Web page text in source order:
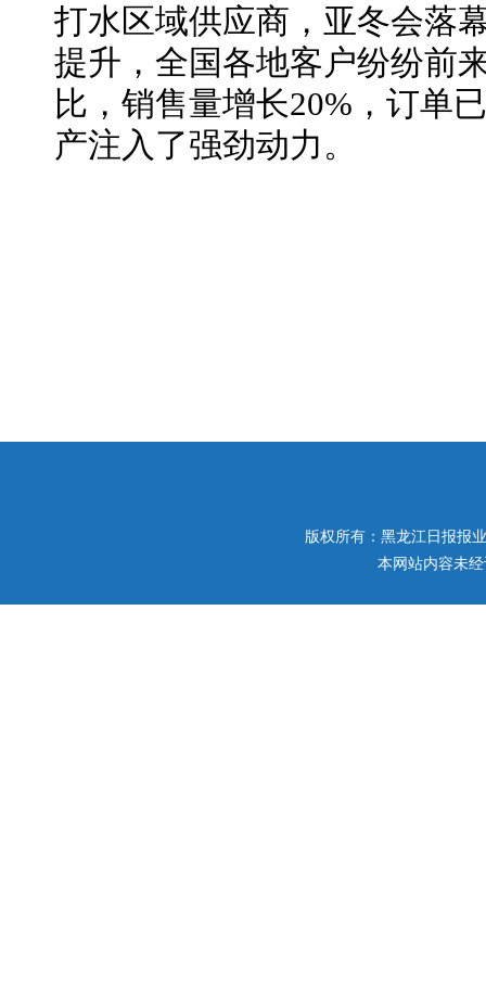
打水区域供应商，亚冬会落
提升，全国各地客户纷纷前
比，销售量增长20%，订单
产注入了强劲动力。
版权所有：黑龙江日报报
本网站内容未